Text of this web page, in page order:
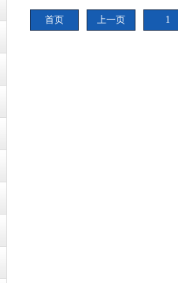
定
送
首页 上一页 1